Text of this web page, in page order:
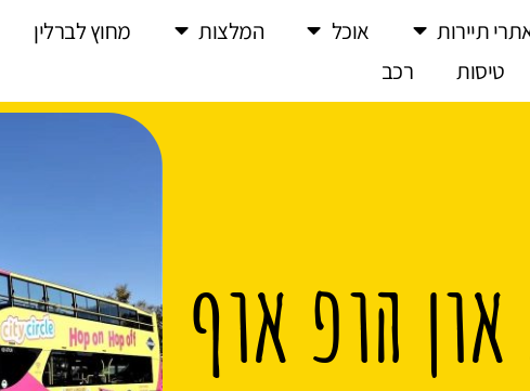
תיירות אוכל המלצות
מחוץ לברלין
טיסות
רכב
הופ אוף